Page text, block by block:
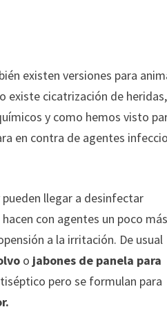
existen versiones para
existe cicatrización de heridas,
y como hemos visto
en contra de agentes
llegar a desinfectar
con agentes un poco
a la irritación. De usual
o jabones de panela para
pero se formulan para